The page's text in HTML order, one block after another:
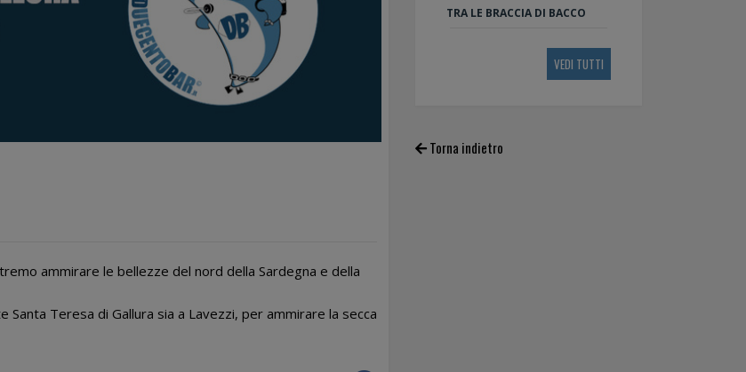
ammirare le bellezze del nord della Sardegna e della
Teresa di Gallura sia a Lavezzi, per ammirare la secca
TRA LE BRACCIA DI BACCO
VEDI TUTTI
Torna indietro